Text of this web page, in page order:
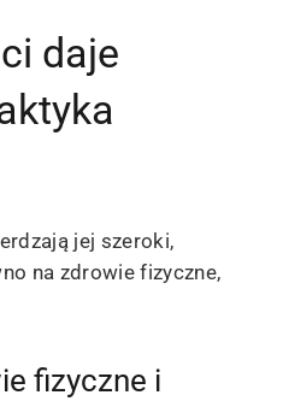
daje
jej szeroki,
na zdrowie fizyczne,
fizyczne i